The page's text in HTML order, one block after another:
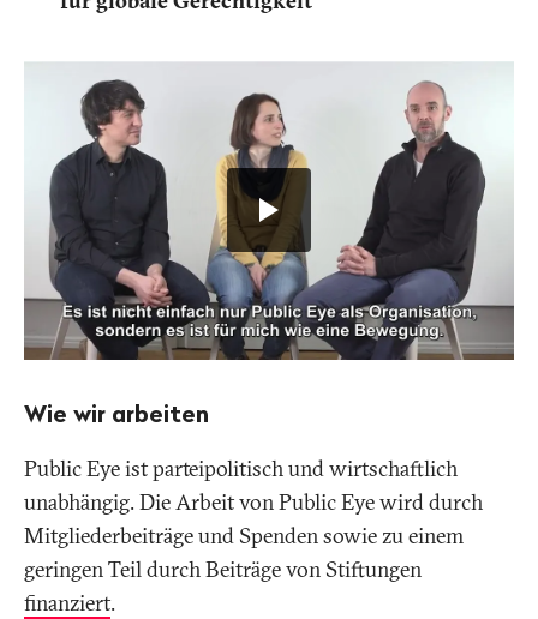
"Public
Globale
Gerechtigkeit
beginnt
bei
uns"
abspielen.
ENTER
drücken,
um
YouTube-
Player
zu
starten.
Player
mit
TABs
steuern
Wie wir arbeiten
Public Eye ist parteipolitisch und wirtschaftlich
unabhängig. Die Arbeit von Public Eye wird durch
Mitgliederbeiträge und Spenden sowie zu einem
geringen Teil durch Beiträge von Stiftungen
finanziert.